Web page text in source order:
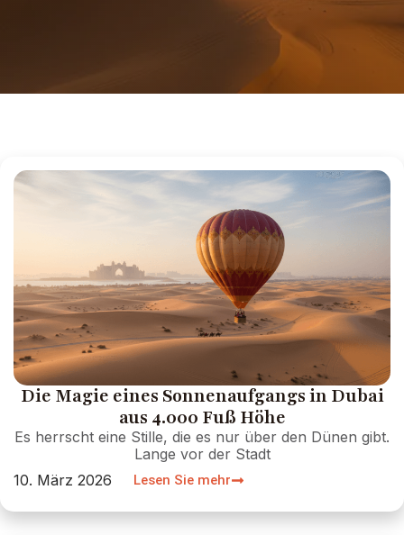
Die Magie eines Sonnenaufgangs in Dubai
aus 4.000 Fuß Höhe
Es herrscht eine Stille, die es nur über den Dünen gibt.
Lange vor der Stadt
10. März 2026
Lesen Sie mehr